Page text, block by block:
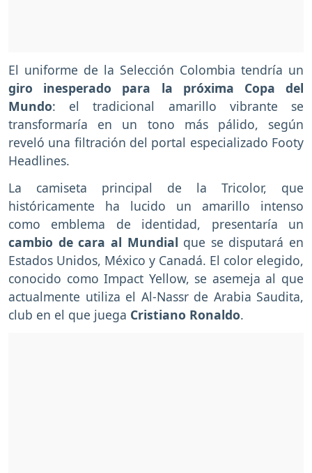
El uniforme de la Selección Colombia tendría un
giro inesperado para la próxima Copa del
Mundo: el tradicional amarillo vibrante se
transformaría en un tono más pálido, según
reveló una filtración del portal especializado Footy
Headlines.
La camiseta principal de la Tricolor, que
históricamente ha lucido un amarillo intenso
como emblema de identidad, presentaría un
cambio de cara al Mundial que se disputará en
Estados Unidos, México y Canadá. El color elegido,
conocido como Impact Yellow, se asemeja al que
actualmente utiliza el Al-Nassr de Arabia Saudita,
club en el que juega Cristiano Ronaldo.